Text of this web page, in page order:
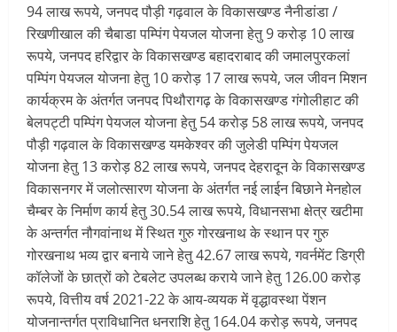
94 लाख रूपये, जनपद पौड़ी गढ़वाल के विकासखण्ड नैनीडांडा /
रिखणीखाल की चैबाडा पम्पिंग पेयजल योजना हेतु 9 करोड़ 10 लाख
रूपये, जनपद हरिद्वार के विकासखण्ड बहादराबाद की जमालपुरकलां
पम्पिंग पेयजल योजना हेतु 10 करोड़ 17 लाख रूपये, जल जीवन मिशन
कार्यक्रम के अंतर्गत जनपद पिथौरागढ़ के विकासखण्ड गंगोलीहाट की
बेलपट्टी पम्पिंग पेयजल योजना हेतु 54 करोड़ 58 लाख रूपये, जनपद
पौड़ी गढ़वाल के विकासखण्ड यमकेश्वर की जुलेडी पम्पिंग पेयजल
योजना हेतु 13 करोड़ 82 लाख रूपये, जनपद देहरादून के विकासखण्ड
विकासनगर में जलोत्सारण योजना के अंतर्गत नई लाईन बिछाने मेनहोल
चैम्बर के निर्माण कार्य हेतु 30.54 लाख रूपये, विधानसभा क्षेत्र खटीमा
के अन्तर्गत नौगवांनाथ में स्थित गुरु गोरखनाथ के स्थान पर गुरु
गोरखनाथ भव्य द्वार बनाये जाने हेतु 42.67 लाख रूपये, गवर्नमेंट डिग्री
कॉलेजों के छात्रों को टेबलेट उपलब्ध कराये जाने हेतु 126.00 करोड़
रूपये, वित्तीय वर्ष 2021-22 के आय-व्ययक में वृद्धावस्था पेंशन
योजनान्तर्गत प्राविधानित धनराशि हेतु 164.04 करोड़ रूपये, जनपद